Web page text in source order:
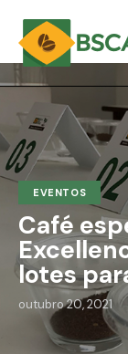
EVENTOS
Café
lotes
outubro 20, 2021